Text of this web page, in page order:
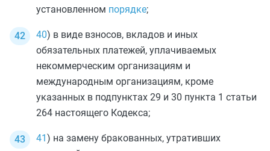
установленном порядке;
40) в виде взносов, вкладов и иных
обязательных платежей, уплачиваемых
некоммерческим организациям и
международным организациям, кроме
указанных в подпунктах 29 и 30 пункта 1 статьи
264 настоящего Кодекса;
41) на замену бракованных, утративших